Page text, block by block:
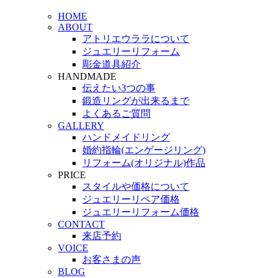
HOME
ABOUT
アトリエウララについて
ジュエリーリフォーム
彫金道具紹介
HANDMADE
伝えたい3つの事
鍛造リングが出来るまで
よくあるご質問
GALLERY
ハンドメイドリング
婚約指輪(エンゲージリング)
リフォーム(オリジナル)作品
PRICE
スタイルや価格について
ジュエリーリペア価格
ジュエリーリフォーム価格
CONTACT
来店予約
VOICE
お客さまの声
BLOG